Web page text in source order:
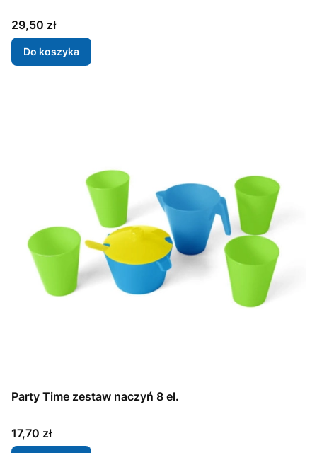
Cena
29,50 zł
Do koszyka
Party Time zestaw naczyń 8 el.
Cena
17,70 zł